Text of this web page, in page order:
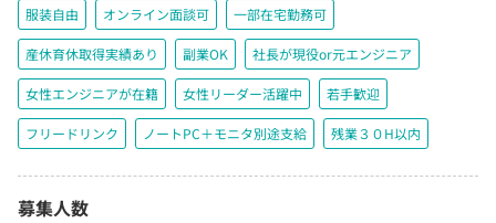
服装自由 オンライン面談可 一部在宅勤務可
産休育休取得実績あり 副業OK 社長が現役or元エンジニア
女性エンジニアが在籍 女性リーダー活躍中 若手歓迎
フリードリンク ノートPC＋モニタ別途支給 残業３０H以内
募集人数